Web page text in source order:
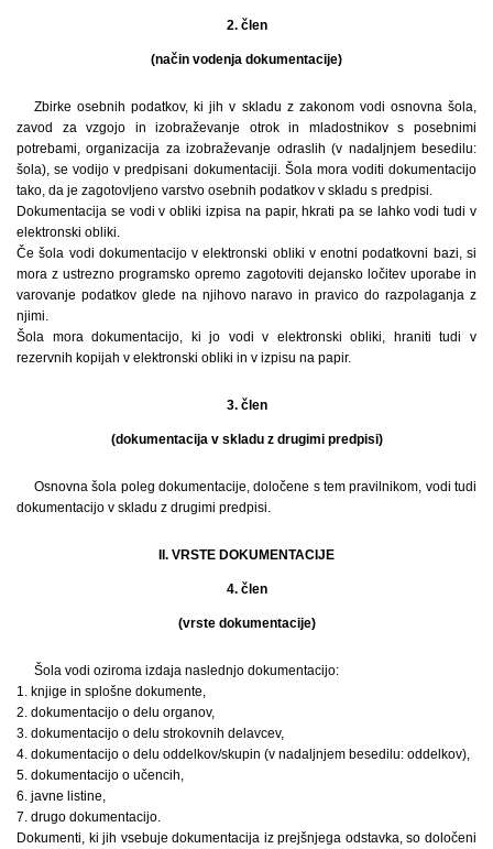
2. člen
(način vodenja dokumentacije)
Zbirke osebnih podatkov, ki jih v skladu z zakonom vodi osnovna šola,
zavod za vzgojo in izobraževanje otrok in mladostnikov s posebnimi
potrebami, organizacija za izobraževanje odraslih (v nadaljnjem besedilu:
šola), se vodijo v predpisani dokumentaciji. Šola mora voditi dokumentacijo
tako, da je zagotovljeno varstvo osebnih podatkov v skladu s predpisi.
Dokumentacija se vodi v obliki izpisa na papir, hkrati pa se lahko vodi tudi v
elektronski obliki.
Če šola vodi dokumentacijo v elektronski obliki v enotni podatkovni bazi, si
mora z ustrezno programsko opremo zagotoviti dejansko ločitev uporabe in
varovanje podatkov glede na njihovo naravo in pravico do razpolaganja z
njimi.
Šola mora dokumentacijo, ki jo vodi v elektronski obliki, hraniti tudi v
rezervnih kopijah v elektronski obliki in v izpisu na papir.
3. člen
(dokumentacija v skladu z drugimi predpisi)
Osnovna šola poleg dokumentacije, določene s tem pravilnikom, vodi tudi
dokumentacijo v skladu z drugimi predpisi.
II. VRSTE DOKUMENTACIJE
4. člen
(vrste dokumentacije)
Šola vodi oziroma izdaja naslednjo dokumentacijo:
1. knjige in splošne dokumente,
2. dokumentacijo o delu organov,
3. dokumentacijo o delu strokovnih delavcev,
4. dokumentacijo o delu oddelkov/skupin (v nadaljnjem besedilu: oddelkov),
5. dokumentacijo o učencih,
6. javne listine,
7. drugo dokumentacijo.
Dokumenti, ki jih vsebuje dokumentacija iz prejšnjega odstavka, so določeni